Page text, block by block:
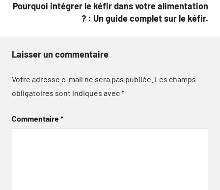
Pourquoi intégrer le kéfir dans votre alimentation
? : Un guide complet sur le kéfir.
Laisser un commentaire
Votre adresse e-mail ne sera pas publiée. Les champs
obligatoires sont indiqués avec*
Commentaire*